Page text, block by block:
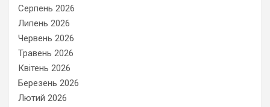
Серпень 2026
Липень 2026
Червень 2026
Травень 2026
Квітень 2026
Березень 2026
Лютий 2026